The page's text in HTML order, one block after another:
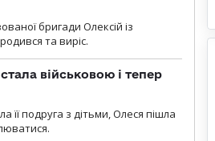
бригади Олексій із
та виріс.
військовою і тепер
її подруга з дітьми, Олеся пішла